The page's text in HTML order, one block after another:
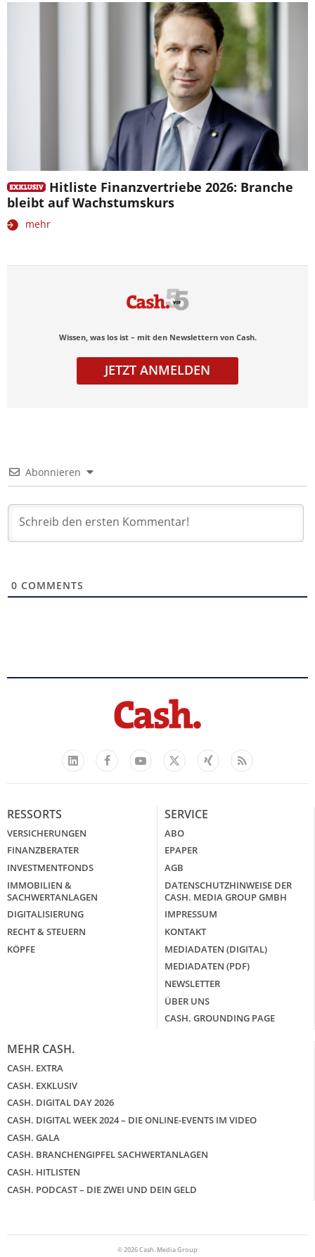
Hitliste Finanzvertriebe 2026: Branche
bleibt auf Wachstumskurs
mehr
Wissen, was los ist – mit den Newslettern von Cash.
JETZT ANMELDEN
Abonnieren
0 COMMENTS
LinkedIn
FacebookYouTube
X
Xing Feed
RESSORTS
VERSICHERUNGEN
FINANZBERATER
INVESTMENTFONDS
IMMOBILIEN &
SACHWERTANLAGEN
DIGITALISIERUNG
RECHT & STEUERN
KÖPFE
SERVICE
ABO
EPAPER
AGB
DATENSCHUTZHINWEISE DER
CASH. MEDIA GROUP GMBH
IMPRESSUM
KONTAKT
MEDIADATEN (DIGITAL)
MEDIADATEN (PDF)
NEWSLETTER
ÜBER UNS
CASH. GROUNDING PAGE
MEHR CASH.
CASH. EXTRA
CASH. EXKLUSIV
CASH. DIGITAL DAY 2026
CASH. DIGITAL WEEK 2024 – DIE ONLINE-EVENTS IM VIDEO
CASH. GALA
CASH. BRANCHENGIPFEL SACHWERTANLAGEN
CASH. HITLISTEN
CASH. PODCAST – DIE ZWEI UND DEIN GELD
© 2026 Cash. Media Group